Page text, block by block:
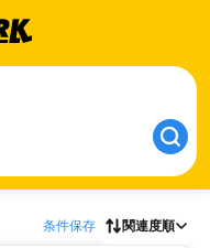
条件保存 関連度順